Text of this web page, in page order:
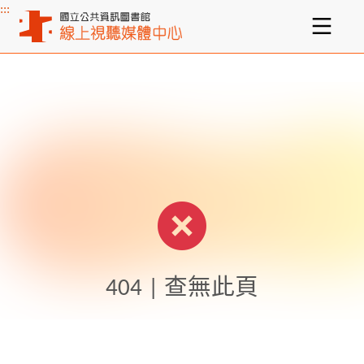
主要內容區塊
:::
404 | 查無此頁